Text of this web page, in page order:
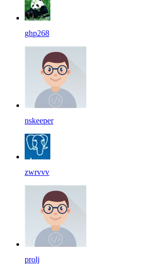
ghp268
nskeeper
zwrvvv
prolj